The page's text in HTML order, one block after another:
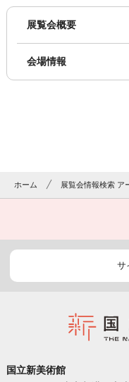
展覧会概要
会場情報
ホーム 展覧会情報検索 ア
サ
国立新美術館